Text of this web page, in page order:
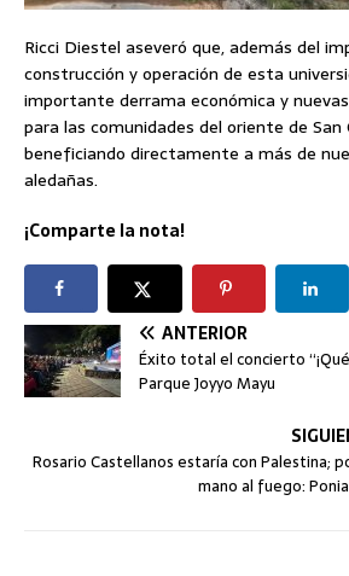
Ricci Diestel aseveró que, además del
construcción y operación de esta
importante derrama económica y
para las comunidades del oriente de San
beneficiando directamente a más de
aledañas.
¡Comparte la nota!
ANTERIOR
Éxito total el concierto
Parque Joyyo Mayu
Rosario Castellanos estaría con Palestina;
mano al fuego: